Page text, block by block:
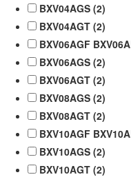
BXV04AGS (2)
BXV04AGT (2)
BXV06AGF
BXV06AGS (2)
BXV06AGT (2)
BXV08AGS (2)
BXV08AGT (2)
BXV10AGF
BXV10AGS (2)
BXV10AGT (2)